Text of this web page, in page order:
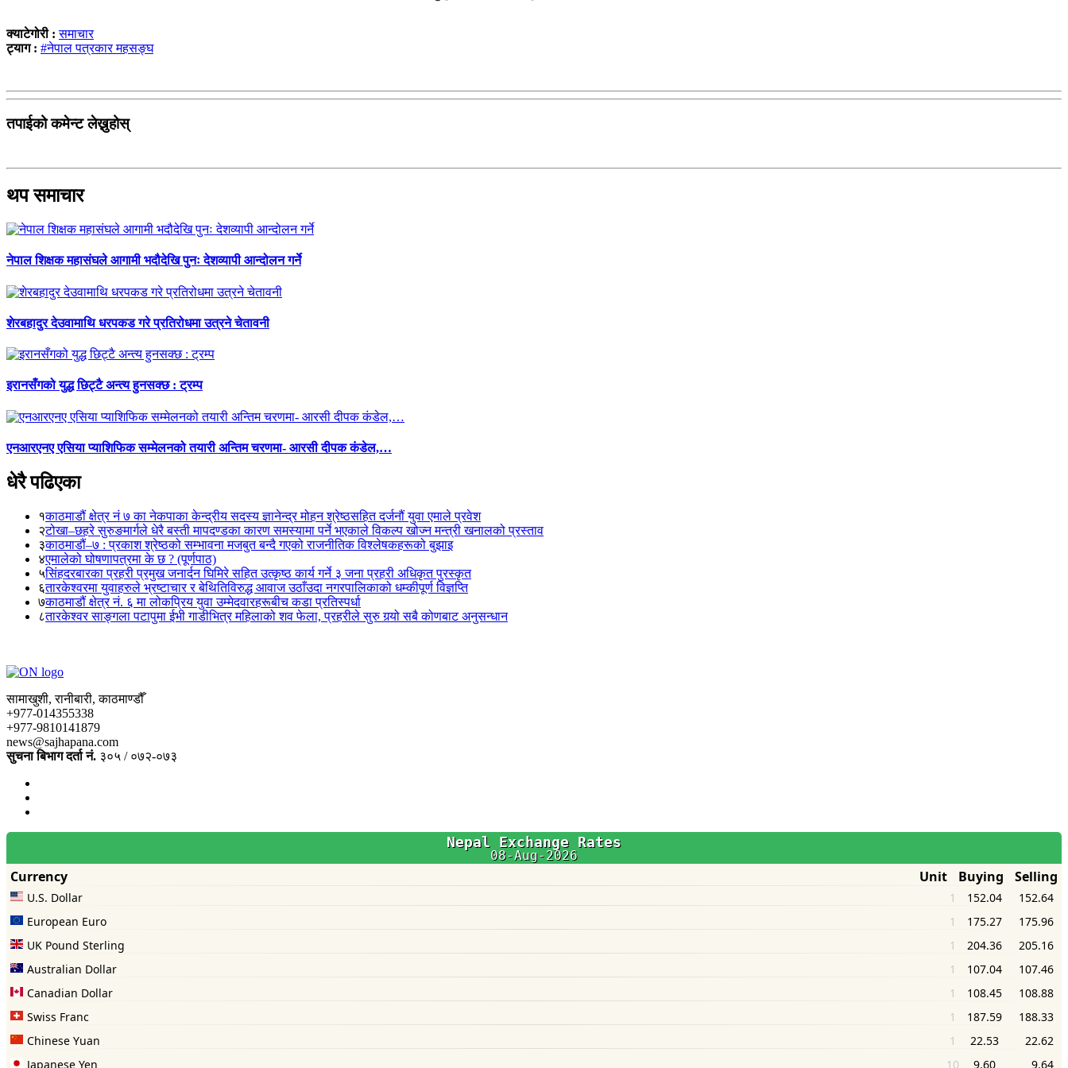
क्याटेगोरी :समाचार
ट्याग : #नेपाल पत्रकार महसङ्घ
तपाईको कमेन्ट लेख्नुहोस्
थप समाचार
नेपाल शिक्षक महासंघले आगामी भदौदेखि पुनः देशव्यापी आन्दोलन गर्ने
शेरबहादुर देउवामाथि धरपकड गरे प्रतिरोधमा उत्रने चेतावनी
इरानसँगको युद्ध छिट्टै अन्त्य हुनसक्छ : ट्रम्प
एनआरएनए एसिया प्याशिफिक सम्मेलनको तयारी अन्तिम चरणमा- आरसी दीपक कंडेल,…
धेरै पढिएका
१काठमाडौं क्षेत्र नं ७ का नेकपाका केन्द्रीय सदस्य ज्ञानेन्द्र मोहन श्रेष्ठसहित दर्जनौं युवा एमाले प्रवेश
२टोखा–छहरे सुरुङमार्गले धेरै बस्ती मापदण्डका कारण समस्यामा पर्ने भएकाले विकल्प खोज्न मन्त्री खनालको प्रस्ताव
३काठमाडौं–७ : प्रकाश श्रेष्ठको सम्भावना मजबुत बन्दै गएको राजनीतिक विश्लेषकहरूको बुझाइ
४एमालेको घोषणापत्रमा के छ ? (पूर्णपाठ)
५सिंहदरबारका प्रहरी प्रमुख जनार्दन घिमिरे सहित उत्कृष्ठ कार्य गर्ने ३ जना प्रहरी अधिकृत पुरस्कृत
६तारकेश्वरमा युवाहरुले भ्रष्टाचार र बेथितिविरुद्ध आवाज उठाँउदा नगरपालिकाको धम्कीपूर्ण विज्ञप्ति
७काठमाडौं क्षेत्र नं. ६ मा लोकप्रिय युवा उम्मेदवारहरूबीच कडा प्रतिस्पर्धा
८तारकेश्वर साङ्गला पटापुमा ईभी गाडीभित्र महिलाको शव फेला, प्रहरीले सुरु गर्‍यो सबै कोणबाट अनुसन्धान
सामाखुशी, रानीबारी, काठमाण्डौँ
+977-014355338
+977-9810141879
news@sajhapana.com
सुचना बिभाग दर्ता नं. ३०५ / ०७२-०७३